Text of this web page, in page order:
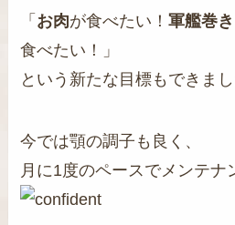
「 お肉が食べたい！軍艦巻き
食べたい！」
という新たな目標もできま
今では顎の調子も良く、
月に1度のペースでメンテナ